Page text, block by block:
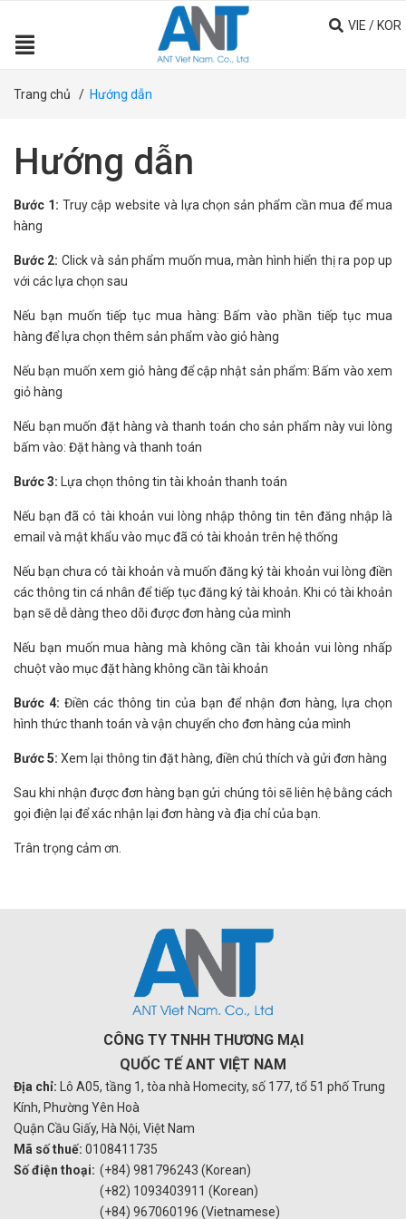
VIE / KOR
Trang chủ / Hướng dẫn
Hướng dẫn
Bước 1: Truy cập website và lựa chọn sản phẩm cần mua để mua
hàng
Bước 2: Click và sản phẩm muốn mua, màn hình hiển thị ra pop up
với các lựa chọn sau
Nếu bạn muốn tiếp tục mua hàng: Bấm vào phần tiếp tục mua
hàng để lựa chọn thêm sản phẩm vào giỏ hàng
Nếu bạn muốn xem giỏ hàng để cập nhật sản phẩm: Bấm vào xem
giỏ hàng
Nếu bạn muốn đặt hàng và thanh toán cho sản phẩm này vui lòng
bấm vào: Đặt hàng và thanh toán
Bước 3: Lựa chọn thông tin tài khoản thanh toán
Nếu bạn đã có tài khoản vui lòng nhập thông tin tên đăng nhập là
email và mật khẩu vào mục đã có tài khoản trên hệ thống
Nếu bạn chưa có tài khoản và muốn đăng ký tài khoản vui lòng điền
các thông tin cá nhân để tiếp tục đăng ký tài khoản. Khi có tài khoản
bạn sẽ dễ dàng theo dõi được đơn hàng của mình
Nếu bạn muốn mua hàng mà không cần tài khoản vui lòng nhấp
chuột vào mục đặt hàng không cần tài khoản
Bước 4: Điền các thông tin của bạn để nhận đơn hàng, lựa chọn
hình thức thanh toán và vận chuyển cho đơn hàng của mình
Bước 5: Xem lại thông tin đặt hàng, điền chú thích và gửi đơn hàng
Sau khi nhận được đơn hàng bạn gửi chúng tôi sẽ liên hệ bằng cách
gọi điện lại để xác nhận lại đơn hàng và địa chỉ của bạn.
Trân trọng cảm ơn.
CÔNG TY TNHH THƯƠNG MẠI
QUỐC TẾ ANT VIỆT NAM
Địa chỉ:
Lô A05, tầng 1, tòa nhà Homecity, số 177, tổ 51 phố Trung
Kính, Phường Yên Hoà
Quận Cầu Giấy, Hà Nội, Việt Nam
Mã số thuế: 0108411735
Số điện thoại: (+84) 981796243 (Korean)
(+82) 1093403911 (Korean)
(+84) 967060196 (Vietnamese)